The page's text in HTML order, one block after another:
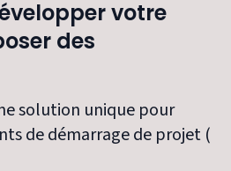
votre
des
solution unique pour
de démarrage de projet (